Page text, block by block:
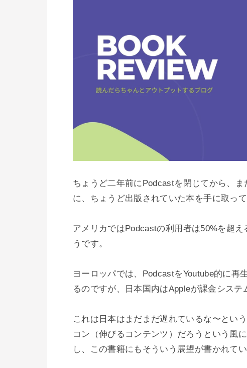
ちょうど二年前にPodcastを閉じてから、
に、ちょうど出版されていた本を手に取って
アメリカではPodcastの利用者は50%を超
うです。
ヨーロッパでは、PodcastをYoutube的に再
るのですが、日本国内はAppleが課金システ
これは日本はまだまだ遅れているな〜とい
コン（伸びるコンテンツ）だろうという風
し、この書籍にもそういう展望が書かれてい